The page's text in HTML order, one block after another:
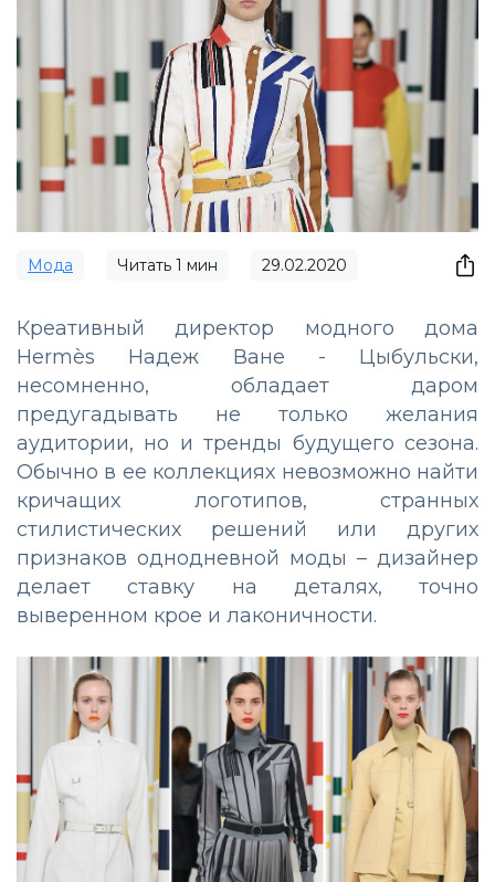
Мода Читать 1 мин 29.02.2020
Креативный директор модного дома
Hermès Надеж Ване - Цыбульски,
несомненно, обладает даром
предугадывать не только желания
аудитории, но и тренды будущего сезона.
Обычно в ее коллекциях невозможно найти
кричащих логотипов, странных
стилистических решений или других
признаков однодневной моды – дизайнер
делает ставку на деталях, точно
выверенном крое и лаконичности.